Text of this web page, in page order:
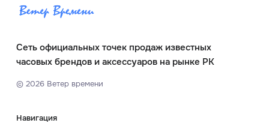
Сеть официальных точек продаж известных
часовых брендов и аксессуаров на рынке РК
© 2026Ветер времени
Навигация